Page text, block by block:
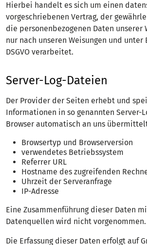
Hierbei handelt es sich um einen
vorgeschriebenen Vertrag, der
die personenbezogenen Daten unserer
nur nach unseren Weisungen und unter
DSGVO verarbeitet.
Server-Log-Dateien
Der Provider der Seiten erhebt und
Informationen in so genannten Server-
Browser automatisch an uns
Browsertyp und Browserversion
verwendetes Betriebssystem
Referrer URL
Hostname des zugreifenden
Uhrzeit der Serveranfrage
IP-Adresse
Eine Zusammenführung dieser Daten
Datenquellen wird nicht vorgenommen.
Die Erfassung dieser Daten erfolgt auf